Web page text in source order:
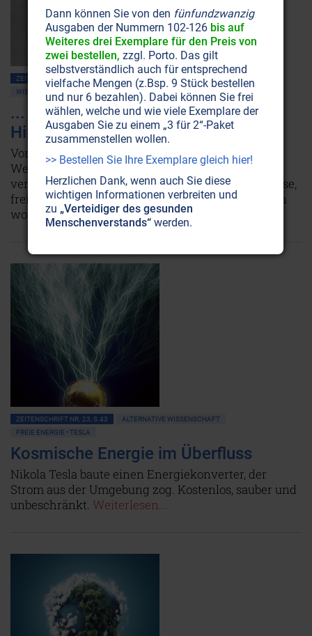
ZEITENSCHRIFT NR. 23, S.35
FREIE ENERGIE • TESLA
WISSENSCHAFTSGESCHICHTE
... und Prometheus stieg herab vom
Himmel
Vor 56 Jahren starb Nikola Tesla, der Erfinder des
Wechselstroms. Doch noch heute wird offiziell
verschwiegen, dass er uns eigentlich die kostenlose,
frei zugängliche Energie aus dem Kosmos bringen
wollte.Weiterlesen...
ZEITENSCHRIFT NR. 23, S.43
ALTERNATIVE WISSENSCHAFT
FREIE ENERGIE • TESLA
Kosmische Energie im Überfluss
Nikola Tesla baute einen Energiekonverter, der
Strom aus der Umgebung zog. Kostenlos, sauber und
unbeschränkt. Weiterlesen...
Dann können Sie von den fünfundzwanzig
Ausgaben der Nummern 102-126 bis auf
Weiteres drei Exemplare für den Preis von
zwei bestellen, zzgl. Porto. Das gilt
selbstverständlich auch für entsprechend
vielfache Mengen (z.Bsp. 9 Stück bestellen
und nur 6 bezahlen). Dabei können Sie frei
wählen, welche und wie viele Exemplare der
Ausgaben Sie zu einem „3 für 2“-Paket
zusammenstellen wollen.
>> Bestellen Sie Ihre Exemplare gleich hier!
Herzlichen Dank, wenn auch Sie diese
wichtigen Informationen verbreiten und
zu „Verteidiger des gesunden
Menschenverstands“ werden.